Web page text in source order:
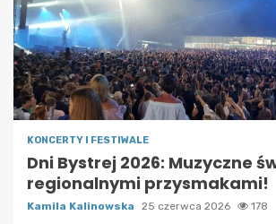
KONCERTY I FESTIWALE
Dni Bystrej 2026: Muzyczne
regionalnymi przysmakami!
Kamila Kalinowska 25 czerwca 2026 178